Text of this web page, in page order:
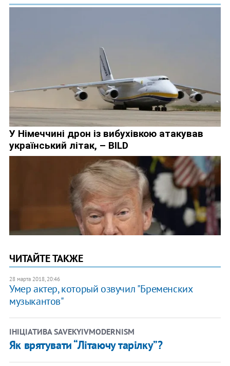
ЧИТАЙТЕ ТАКЖЕ
28 марта 2018, 20:46
Умер актер, который озвучил "Бременских
музыкантов"
ІНІЦІАТИВА SAVEKYIVMODERNISM
Як врятувати “Літаючу тарілку”?